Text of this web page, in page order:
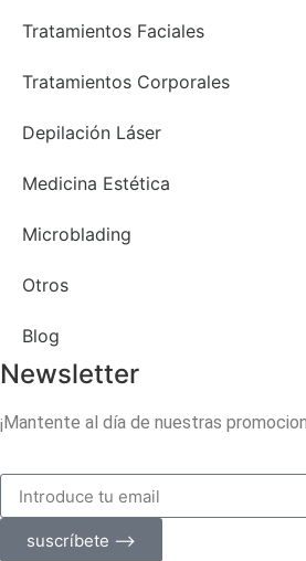
Tratamientos Faciales
Tratamientos Corporales
Depilación Láser
Medicina Estética
Microblading
Otros
Blog
Newsletter
¡Mantente al día de nuestras
suscríbete ⟶